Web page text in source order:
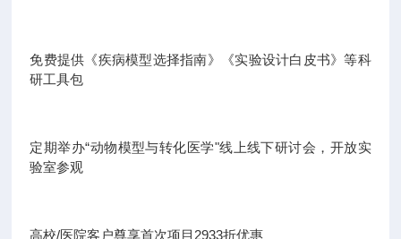
免费提供《疾病模型选择指南》《实验设计白皮书》等科
研工具包
定期举办“动物模型与转化医学"线上线下研讨会，开放实
验室参观
高校/医院客户尊享首次项目2933折优惠